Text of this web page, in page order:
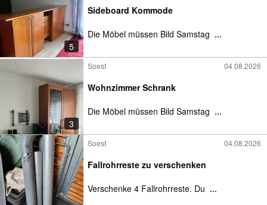
5
Sideboard Kommode
Die Möbel müssen Bild Samstag ...
3
Soest 04.08.2026
Wohnzimmer Schrank
Die Möbel müssen Bild Samstag ...
Soest 04.08.2026
Fallrohrreste zu verschenken
Verschenke 4 Fallrohrreste. Du ...